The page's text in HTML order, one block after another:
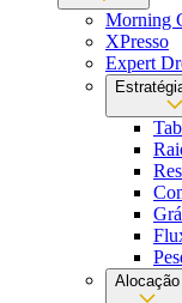
Morning
XPresso
Expert
Alocação